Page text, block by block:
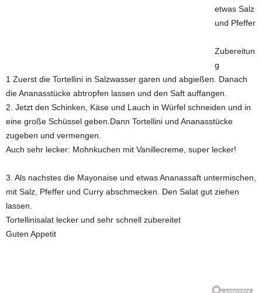
etwas Salz
und Pfeffer
Zubereitun
g
1 Zuerst die Tortellini in Salzwasser garen und abgießen. Danach
die Ananasstücke abtropfen lassen und den Saft auffangen.
2. Jetzt den Schinken, Käse und Lauch in Würfel schneiden und in
eine große Schüssel geben.Dann Tortellini und Ananasstücke
zugeben und vermengen.
Auch sehr lecker: Mohnkuchen mit Vanillecreme, super lecker!
3. Als nachstes die Mayonaise und etwas Ananassaft untermischen,
mit Salz, Pfeffer und Curry abschmecken. Den Salat gut ziehen
lassen.
Tortellinisalat lecker und sehr schnell zubereitet
Guten Appetit